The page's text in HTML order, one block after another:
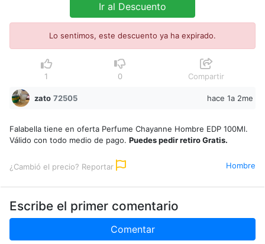
Ir al Descuento
Lo sentimos, este descuento ya ha expirado.
1 0 Compartir
zato 72505 hace 1a 2me
Falabella tiene en oferta Perfume Chayanne Hombre EDP 100Ml.
Válido con todo medio de pago. Puedes pedir retiro Gratis.
¿Cambió el precio? Reportar Hombre
Escribe el primer comentario
Comentar